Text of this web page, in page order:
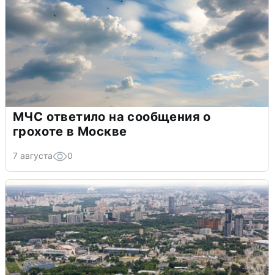
МЧС ответило на сообщения о
грохоте в Москве
7 августа 0